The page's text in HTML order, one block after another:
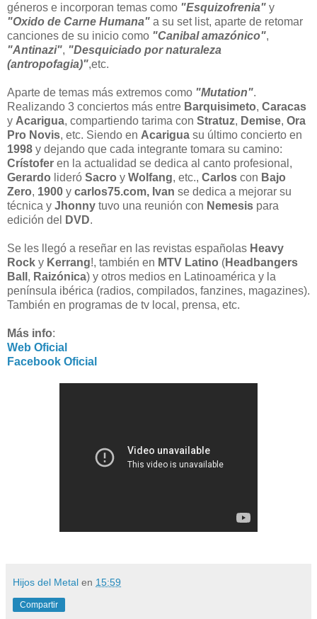
géneros e incorporan temas como "Esquizofrenia" y
"Oxido de Carne Humana" a su set list, aparte de retomar
canciones de su inicio como "Canibal amazónico",
"Antinazi", "Desquiciado por naturaleza
(antropofagia)",etc.
Aparte de temas más extremos como "Mutation".
Realizando 3 conciertos más entre Barquisimeto, Caracas
y Acarigua, compartiendo tarima con Stratuz, Demise, Ora
Pro Novis, etc. Siendo en Acarigua su último concierto en
1998 y dejando que cada integrante tomara su camino:
Crístofer en la actualidad se dedica al canto profesional,
Gerardo lideró Sacro y Wolfang, etc., Carlos con Bajo
Zero, 1900 y carlos75.com, Ivan se dedica a mejorar su
técnica y Jhonny tuvo una reunión con Nemesis para
edición del
DVD.
Se les llegó a reseñar en las revistas españolas Heavy
Rock y Kerrang!, también en MTV Latino (Headbangers
Ball , Raizónica) y otros medios en Latinoamérica y la
península ibérica (radios, compilados, fanzines, magazines).
También en programas de tv local, prensa, etc.
Más info:
Web Oficial
Facebook Oficial
Hijos del Metal en 15:59
Compartir